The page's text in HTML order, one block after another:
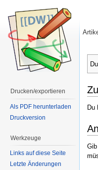
Du
Drucken/exportieren
Als PDF herunterladen
Druckversion
Werkzeuge
Links auf diese Seite
Letzte Änderungen